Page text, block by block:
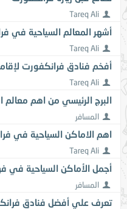
Tareq Ali
أشهر المعالم السياحية في
Tareq Ali
أفخم فنادق فرانكفورت
Tareq Ali
البرج الرئيسي من اهم معالم
المسافر
اهم الاماكن السياحية في
Tareq Ali
أجمل الأماكن السياحية في
المسافر
تعرف علي أفضل فنادق